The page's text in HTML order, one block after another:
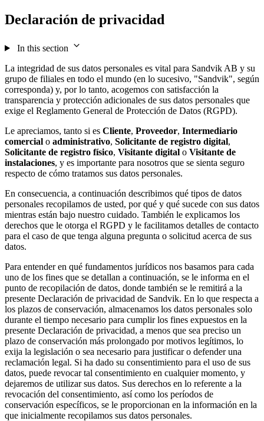
Declaración de privacidad
In this section
La integridad de sus datos personales es vital para Sandvik AB y su
grupo de filiales en todo el mundo (en lo sucesivo, "Sandvik", según
corresponda) y, por lo tanto, acogemos con satisfacción la
transparencia y protección adicionales de sus datos personales que
exige el Reglamento General de Protección de Datos (RGPD).
Le apreciamos, tanto si es Cliente, Proveedor, Intermediario
comercial o administrativo, Solicitante de registro digital,
Solicitante de registro físico, Visitante digital o Visitante de
instalaciones, y es importante para nosotros que se sienta seguro
respecto de cómo tratamos sus datos personales.
En consecuencia, a continuación describimos qué tipos de datos
personales recopilamos de usted, por qué y qué sucede con sus datos
mientras están bajo nuestro cuidado. También le explicamos los
derechos que le otorga el RGPD y le facilitamos detalles de contacto
para el caso de que tenga alguna pregunta o solicitud acerca de sus
datos.
Para entender en qué fundamentos jurídicos nos basamos para cada
uno de los fines que se detallan a continuación, se le informa en el
punto de recopilación de datos, donde también se le remitirá a la
presente Declaración de privacidad de Sandvik. En lo que respecta a
los plazos de conservación, almacenamos los datos personales solo
durante el tiempo necesario para cumplir los fines expuestos en la
presente Declaración de privacidad, a menos que sea preciso un
plazo de conservación más prolongado por motivos legítimos, lo
exija la legislación o sea necesario para justificar o defender una
reclamación legal. Si ha dado su consentimiento para el uso de sus
datos, puede revocar tal consentimiento en cualquier momento, y
dejaremos de utilizar sus datos. Sus derechos en lo referente a la
revocación del consentimiento, así como los períodos de
conservación específicos, se le proporcionan en la información en la
que inicialmente recopilamos sus datos personales.